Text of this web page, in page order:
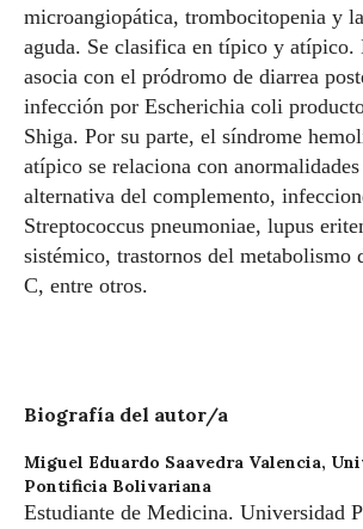
microangiopática, trombocitopenia y
aguda. Se clasifica en típico y atípico.
asocia con el pródromo de diarrea
infección por Escherichia coli
Shiga. Por su parte, el síndrome
atípico se relaciona con
alternativa del complemento,
Streptococcus pneumoniae, lupus
sistémico, trastornos del metabolismo
C, entre otros.
Biografía del autor/a
Miguel Eduardo Saavedra Valencia,
Pontificia Bolivariana
Estudiante de Medicina. Universidad